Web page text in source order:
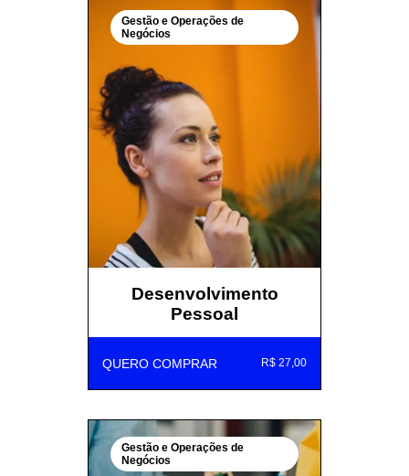
Gestão e Operações de
Negócios
Desenvolvimento
Pessoal
QUERO COMPRAR R$ 27,00
Gestão e Operações de
Negócios